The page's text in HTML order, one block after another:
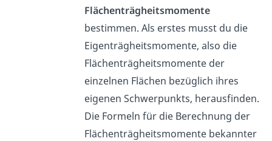
Flächenträgheitsmomente
bestimmen. Als erstes musst du die
Eigenträgheitsmomente, also die
Flächenträgheitsmomente der
einzelnen Flächen bezüglich ihres
eigenen Schwerpunkts, herausfinden.
Die Formeln für die Berechnung der
Flächenträgheitsmomente bekannter